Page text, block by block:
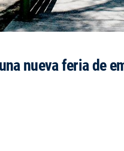
nueva feria de